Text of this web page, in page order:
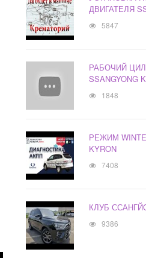
ДВИГАТЕЛЯ
5847
РАБОЧИЙ
SSANGYONG
1848
РЕЖИМ
KYRON
7408
КЛУБ
9386